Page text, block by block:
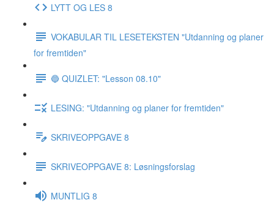
LYTT OG LES 8
VOKABULAR TIL LESETEKSTEN "Utdanning og planer
for fremtiden"
🔵 QUIZLET: "Lesson 08.10"
LESING: "Utdanning og planer for fremtiden"
SKRIVEOPPGAVE 8
SKRIVEOPPGAVE 8: Løsningsforslag
MUNTLIG 8